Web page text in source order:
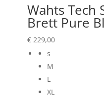
Wahts Tech
Brett Pure
€229,00
s
M
L
XL